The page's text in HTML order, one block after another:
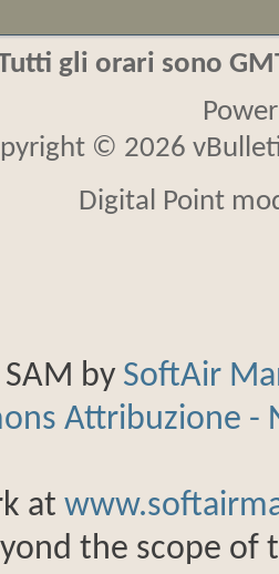
gli orari sono
© 2026
Digital Point
by SoftAir
Attribuzione
at
the scope of